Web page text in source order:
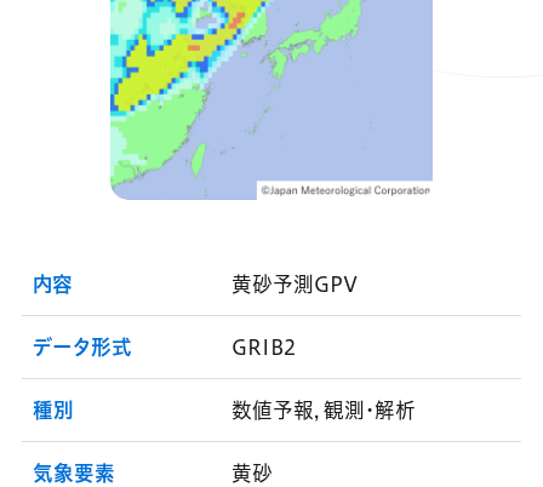
内容 黄砂予測GPV
データ形式 GRIB2
種別 数値予報, 観測・解析
気象要素 黄砂